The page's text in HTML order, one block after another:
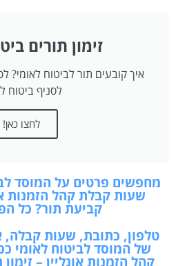
איך קובעים תור לביטוח לאומי?
לסניף ביטוח
לחצו כאן!
שעות קבלת קהל הזמנות
קביעת תור? כל
טלפון, כתובת, שעות קבלה,
של המוסד לביטוח לאומי
קהל הזמנות אונליין –
הפרטים פה!!